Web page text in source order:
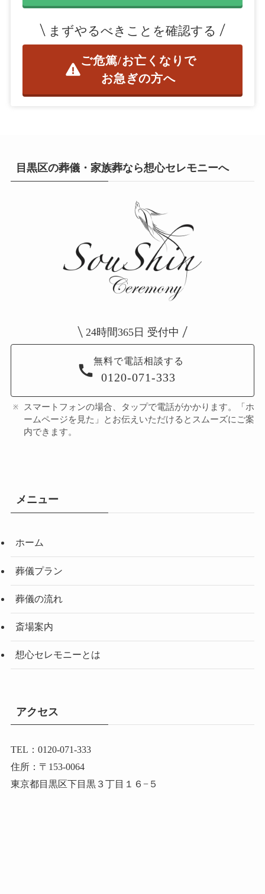
まずやるべきことを確認する
ご危篤/お亡くなりで
お急ぎの方へ
目黒区の葬儀・家族葬なら想心セレモニーへ
24時間365日 受付中
無料で電話相談する
0120-071-333
スマートフォンの場合、タップで電話がかかります。「ホ
ームページを見た」とお伝えいただけるとスムーズにご案
内できます。
メニュー
ホーム
葬儀プラン
葬儀の流れ
斎場案内
想心セレモニーとは
アクセス
TEL：0120-071-333
住所：〒153-0064
東京都目黒区下目黒３丁目１６−５